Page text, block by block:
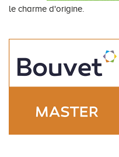
le charme d'origine.